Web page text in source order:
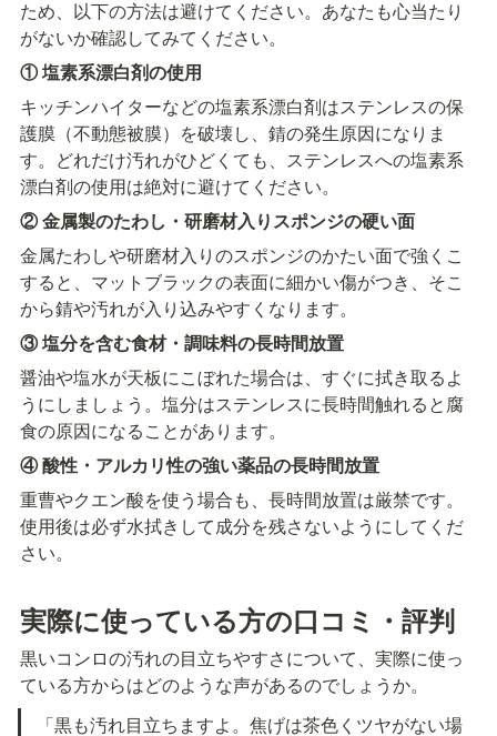
ため、以下の方法は避けてください。あなたも心当たり
がないか確認してみてください。
① 塩素系漂白剤の使用
キッチンハイターなどの塩素系漂白剤はステンレスの保
護膜（不動態被膜）を破壊し、錆の発生原因になりま
す。どれだけ汚れがひどくても、ステンレスへの塩素系
漂白剤の使用は絶対に避けてください。
② 金属製のたわし・研磨材入りスポンジの硬い面
金属たわしや研磨材入りのスポンジのかたい面で強くこ
すると、マットブラックの表面に細かい傷がつき、そこ
から錆や汚れが入り込みやすくなります。
③ 塩分を含む食材・調味料の長時間放置
醤油や塩水が天板にこぼれた場合は、すぐに拭き取るよ
うにしましょう。塩分はステンレスに長時間触れると腐
食の原因になることがあります。
④ 酸性・アルカリ性の強い薬品の長時間放置
重曹やクエン酸を使う場合も、長時間放置は厳禁です。
使用後は必ず水拭きして成分を残さないようにしてくだ
さい。
実際に使っている方の口コミ・評判
黒いコンロの汚れの目立ちやすさについて、実際に使っ
ている方からはどのような声があるのでしょうか。
「黒も汚れ目立ちますよ。焦げは茶色くツヤがない場